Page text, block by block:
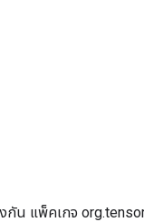
กัน แพ็คเกจ